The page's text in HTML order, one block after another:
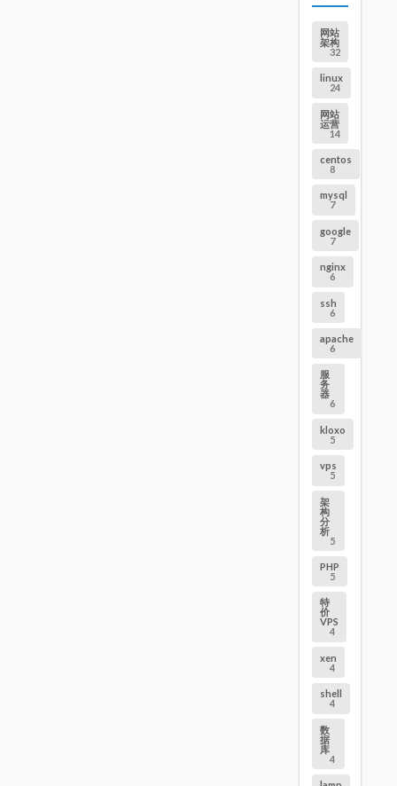
网站
架构
32
linux
24
网站
运营
14
centos
8
mysql
7
google
7
nginx
6
ssh
6
apache
6
服
务
器
6
kloxo
5
vps
5
架
构
分
析
5
PHP
5
特
价
VPS
4
xen
4
shell
4
数
据
库
4